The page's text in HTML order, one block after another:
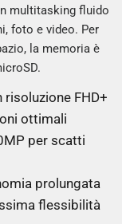
multitasking fluido
foto e video. Per
la memoria è
risoluzione FHD+
ottimali
per scatti
prolungata
flessibilità